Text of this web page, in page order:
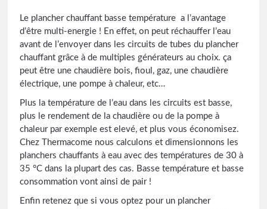
Le plancher chauffant basse température a l’avantage
d’être multi-energie ! En effet, on peut réchauffer l’eau
avant de l’envoyer dans les circuits de tubes du plancher
chauffant grâce à de multiples générateurs au choix. ça
peut être une chaudière bois, fioul, gaz, une chaudière
électrique, une pompe à chaleur, etc…
Plus la température de l’eau dans les circuits est basse,
plus le rendement de la chaudière ou de la pompe à
chaleur par exemple est elevé, et plus vous économisez.
Chez Thermacome nous calculons et dimensionnons les
planchers chauffants à eau avec des températures de 30 à
35 °C dans la plupart des cas. Basse température et basse
consommation vont ainsi de pair !
Enfin retenez que si vous optez pour un plancher